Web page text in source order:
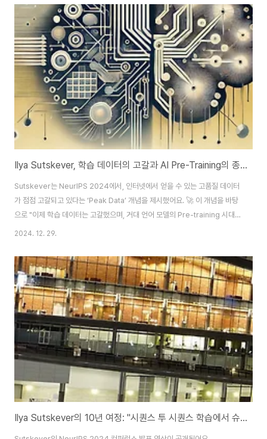
Models Go MAD" 라는 논문을 arXiv에 게재했어요. 🖋️ 두 논문의 핵심 주
장은 실제 Real-world의 데이터 주입 없이 AI가 생성한 데이터만으로 모델을
계속 학습시키면, 몇 세대 만에 모델의 품질이 현저히 떨어진다는 내용이예요.
📉Sutskever가 최근에 언급..
Ilya Sutskever, 학습 데이터의 고갈과 AI Pre-Training의 종말에 대한 언급
Sutskever는 NeurIPS 2024에서, 인터넷에서 얻을 수 있는 고품질 데이터
가 점점 고갈되고 있다는 ‘Peak Data’ 개념을 제시했어요. 🚀 이 개념을 바탕
으로 "이제 학습 데이터는 고갈했으며, 거대 언어 모델의 Pre-training 시대
는 끝났다고 선언" 했어요. 이는 화석 연료가 고갈되면 더이상 화력 발전을 할
training 중심의 AI 기술 개발이 새로운 도전에 직면 할 수 있음을 강조하는 언
급이었어요. 📖Sutskever는 이러한 한계로 인해, 기존의 대규모 데이터를 학
습하는 방식에서 벗어나, AI 모델이 적은 데이터로도 효율적이고 독립적으로
학습할 수 있는 새로운 접근법이 필요하다고 언급했어요. 이러한..
2024. 12. 29.
Ilya Sutskever의 10년 여정: "시퀀스 투 시퀀스 학습에서 슈퍼지능까지"